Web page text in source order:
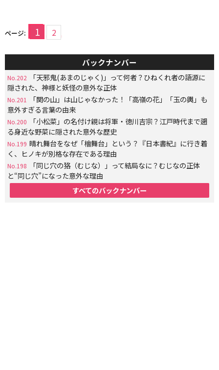
ページ: 1 2
バックナンバー
No.202
「天邪鬼(あまのじゃく)」って何者？ひねくれ者の語源に
隠された、神様と妖怪の意外な正体
No.201
「関の山」は山じゃなかった！「高嶺の花」「玉の輿」も
意外すぎる言葉の由来
No.200
「小松菜」の名付け親は将軍・徳川吉宗？江戸時代まで遡
る身近な野菜に隠された意外な歴史
No.199 晴れ舞台をなぜ「檜舞台」という？『日本書紀』に行き着
く、ヒノキが別格な存在である理由
No.198
「同じ穴の狢（むじな）」って結局なに？むじなの正体
と“同じ穴”になった意外な理由
すべてのバックナンバー